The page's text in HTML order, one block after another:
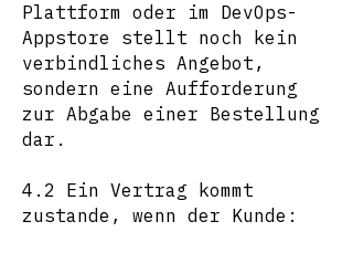
Plattform oder im DevOps-
Appstore stellt noch kein
verbindliches Angebot,
sondern eine Aufforderung
zur Abgabe einer Bestellung
dar.
4.2 Ein Vertrag kommt
zustande, wenn der Kunde: